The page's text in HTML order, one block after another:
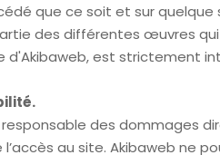
que ce soit et sur
des différentes œuvres
d'Akibaweb, est strictement
des dommages
l’accès au site. Akibaweb ne